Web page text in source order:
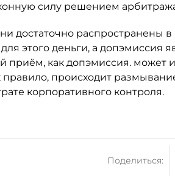
силу решением
достаточно распространены в
этого деньги, а допэмиссия
приём, как допэмиссия. может
происходит
корпоративного контроля.
Поделиться: